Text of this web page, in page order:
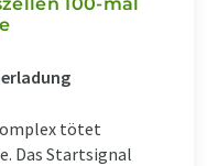
tötet
Das Startsignal